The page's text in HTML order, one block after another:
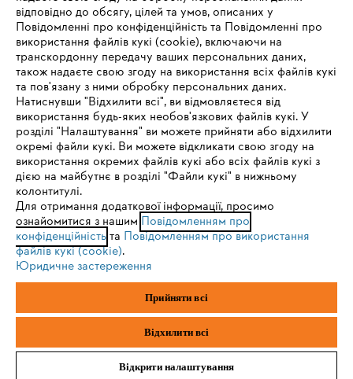
Запитання та відповіді
Сервіс
Політика конфіденційності Вихідні дані Cookies
Юридична інформація
с. Чайки
IHR BROWSER WIRD NICHT
UNTERSTÜTZT
Sie nutzen einen Browser, den wir noch nicht unterstützen. Für
eine optimale Nutzung unserer Seite empfehlen wir Ihnen, zu
einem der folgenden Browser zu wechseln:
Firefox Chrome
відповідно до обсягу, цілей та умов, описаних у
Повідомленні про конфіденційність та Повідомленні про
використання файлів кукі (cookie), включаючи на
транскордонну передачу ваших персональних даних,
також надаєте свою згоду на використання всіх файлів кукі
та пов'язану з ними обробку персональних даних.
Натиснувши "Відхилити всі", ви відмовляєтеся від
використання будь-яких необов'язкових файлів кукі. У
розділі "Налаштування" ви можете прийняти або відхилити
окремі файли кукі. Ви можете відкликати свою згоду на
використання окремих файлів кукі або всіх файлів кукі з
дією на майбутнє в розділі "Файли кукі" в нижньому
колонтитулі.
Для отримання додаткової інформації, просимо
ознайомитися з нашим Повідомленням про
конфіденційністьта Повідомленням про використання
файлів кукі (cookie).
Юридичне застереження
Прийняти всі
Відхилити всі
Відкрити налаштування